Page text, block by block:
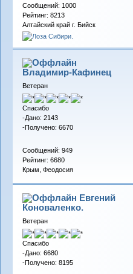
Сообщений: 1000
Рейтинг: 8213
Алтайский край г. Бийск
Владимир-Кафинец
Ветеран
Спасибо
-Дано: 2143
-Получено: 6670
Сообщений: 949
Рейтинг: 6680
Крым, Феодосия
Евгений
Коноваленко.
Ветеран
Спасибо
-Дано: 6680
-Получено: 8195